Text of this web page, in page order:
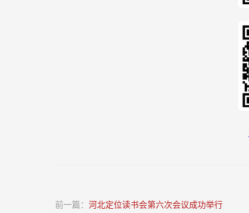
前一篇： 河北定位读书会第六次会议成功举行